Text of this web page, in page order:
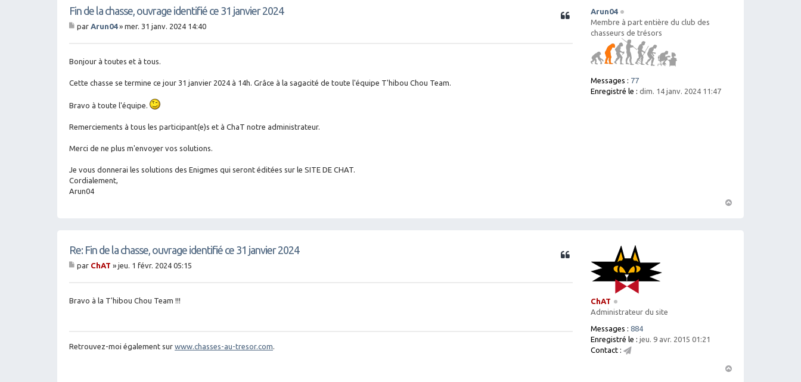
Arun04
Membre à part entière du club des
chasseurs de trésors
Messages : 77
Enregistré le : dim. 14 janv. 2024 11:47
Fin de la chasse, ouvrage identifié ce 31 janvier 2024 Citation
g
par Arun04» mer. 31 janv. 2024 14:40
Bonjour à toutes et à tous.
Cette chasse se termine ce jour 31 janvier 2024 à 14h. Grâce à la sagacité de toute l'équipe T'hibou Chou Team.
Bravo à toute l'équipe.
Remerciements à tous les participant(e)s et à ChaT notre administrateur.
Merci de ne plus m'envoyer vos solutions.
‌Je vous donnerai les solutions des Enigmes qui seront éditées sur le SITE DE CHAT.
Cordialement,
Arun04
ChAT
Administrateur du site
Messages : 884
Enregistré le : jeu. 9 avr. 2015 01:21
Contact :
Re: Fin de la chasse, ouvrage identifié ce 31 janvier 2024 Citation
g
par ChAT » jeu. 1 févr. 2024 05:15
Bravo à la T'hibou Chou Team !!!
Retrouvez-moi également sur www.chasses-au-tresor.com.